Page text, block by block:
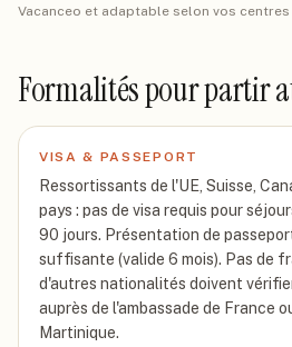
Vacanceo et adaptable selon vos
Formalités pour partir
VISA & PASSEPORT
Ressortissants de l'UE, Suisse,
pays : pas de visa requis pour
90 jours. Présentation de
suffisante (valide 6 mois). Pas de
d'autres nationalités doivent
auprès de l'ambassade de France
Martinique.